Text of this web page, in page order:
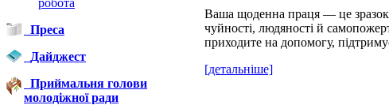
робота
Преса
Дайджест
Приймальня голови
молодіжної ради
Ваша щоденна праця — це зразок
чуйності, людяності й
приходите на допомогу,
[детальніше]